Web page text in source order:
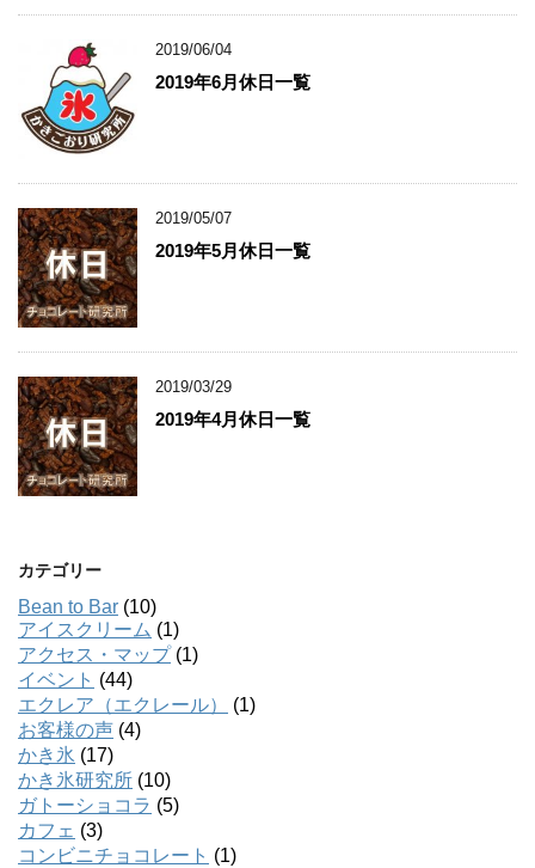
2019/06/04
2019年6月休日一覧
2019/05/07
2019年5月休日一覧
2019/03/29
2019年4月休日一覧
カテゴリー
Bean to Bar (10)
アイスクリーム (1)
アクセス・マップ(1)
イベント (44)
エクレア（エクレール）
(1)
お客様の声 (4)
かき氷 (17)
かき氷研究所 (10)
ガトーショコラ (5)
カフェ (3)
コンビニチョコレート (1)